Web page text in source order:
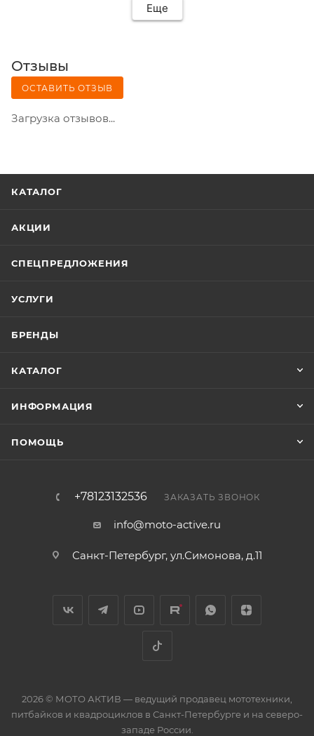
Еще
Отзывы
ОСТАВИТЬ ОТЗЫВ
Загрузка отзывов...
КАТАЛОГ
АКЦИИ
СПЕЦПРЕДЛОЖЕНИЯ
УСЛУГИ
БРЕНДЫ
КАТАЛОГ
ИНФОРМАЦИЯ
ПОМОЩЬ
+78123132536 ЗАКАЗАТЬ ЗВОНОК
info@moto-active.ru
Санкт-Петербург, ул.Симонова, д.11
2026 © МОТО АКТИВ — ведущий продавец мототехники,
питбайков и квадроциклов в Санкт-Петербурге и на северо-
западе России.